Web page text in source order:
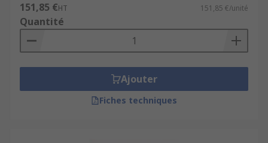
151,85 €HT 151,85 €/unité
Quantité
Ajouter
Fiches techniques